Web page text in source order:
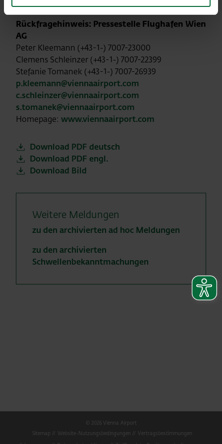
Rückfragehinweis: Pressestelle Flughafen Wien
AG
Peter Kleemann (+43-1-) 7007-23000
Clemens Schleinzer (+43-1-) 7007-22399
Stefanie Tomanek (+43-1-) 7007-26939
p.kleemann@viennaairport.com
c.schleinzer@viennaairport.com
s.tomanek@viennaairport.com
Homepage: www.viennaairport.com
Download PDF deutsch
Download PDF engl.
Download Bild
Weitere Meldungen
zu den archivierten ad hoc Meldungen
zu den archivierten
Schwellenbekanntmachungen
© 2026 Vienna Airport
Sitemap
Website-Nutzungsbedingungen
Vertragsbestimmungen